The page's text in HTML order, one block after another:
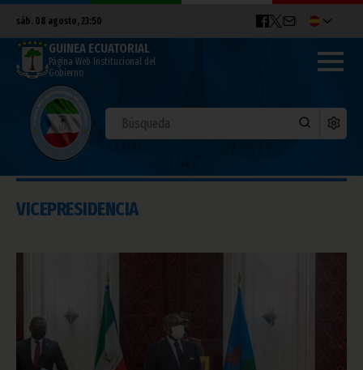
sáb. 08 agosto, 23:50
GUINEA ECUATORIAL
Página Web Institucional del
Gobierno
VICEPRESIDENCIA